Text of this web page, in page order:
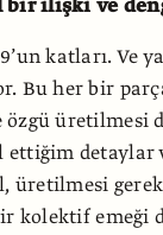
bir ilişki ve
katları. Ve
Bu her bir
özgü üretilmesi
ettiğim detaylar
üretilmesi
kolektif emeği